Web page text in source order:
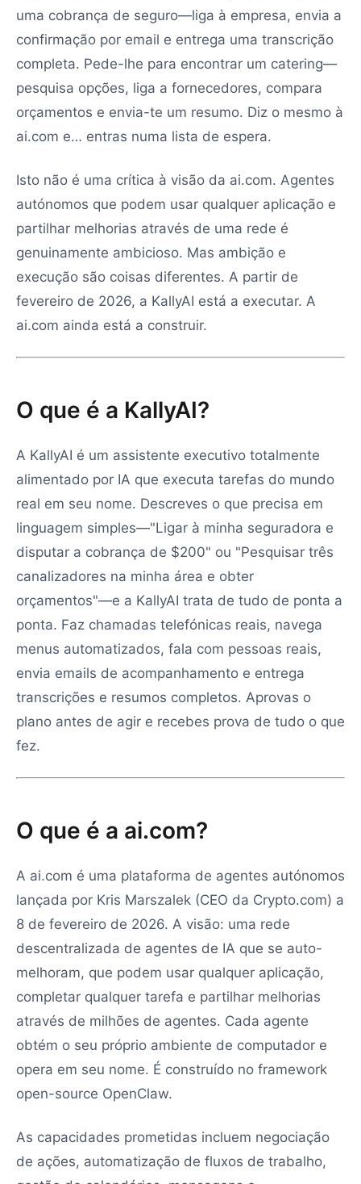
uma cobrança de seguro—liga à empresa, envia a
confirmação por email e entrega uma transcrição
completa. Pede-lhe para encontrar um catering—
pesquisa opções, liga a fornecedores, compara
orçamentos e envia-te um resumo. Diz o mesmo à
ai.com e… entras numa lista de espera.
Isto não é uma crítica à visão da ai.com. Agentes
autónomos que podem usar qualquer aplicação e
partilhar melhorias através de uma rede é
genuinamente ambicioso. Mas ambição e
execução são coisas diferentes. A partir de
fevereiro de 2026, a KallyAI está a executar. A
ai.com ainda está a construir.
O que é a KallyAI?
A KallyAI é um assistente executivo totalmente
alimentado por IA que executa tarefas do mundo
real em seu nome. Descreves o que precisa em
linguagem simples—"Ligar à minha seguradora e
disputar a cobrança de $200" ou "Pesquisar três
canalizadores na minha área e obter
orçamentos"—e a KallyAI trata de tudo de ponta a
ponta. Faz chamadas telefónicas reais, navega
menus automatizados, fala com pessoas reais,
envia emails de acompanhamento e entrega
transcrições e resumos completos. Aprovas o
plano antes de agir e recebes prova de tudo o que
fez.
O que é a ai.com?
A ai.com é uma plataforma de agentes autónomos
lançada por Kris Marszalek (CEO da Crypto.com) a
8 de fevereiro de 2026. A visão: uma rede
descentralizada de agentes de IA que se auto-
melhoram, que podem usar qualquer aplicação,
completar qualquer tarefa e partilhar melhorias
através de milhões de agentes. Cada agente
obtém o seu próprio ambiente de computador e
opera em seu nome. É construído no framework
open-source OpenClaw.
As capacidades prometidas incluem negociação
de ações, automatização de fluxos de trabalho,